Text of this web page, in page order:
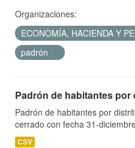
Organizaciones:
ECONOMÍA, HACIENDA Y
padrón
Padrón de habitantes
Padrón de habitantes por
cerrado con fecha 31-
CSV